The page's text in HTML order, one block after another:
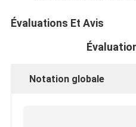
Évaluations Et Avis
Notation globale